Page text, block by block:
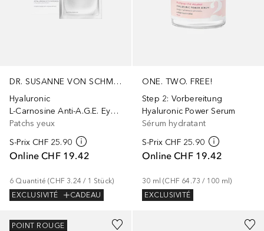
DR. SUSANNE VON SCHMIEDEBERG
Hyaluronic
L-Carnosine Anti-A.G.E. Eye Patches
Patchs yeux
S-Prix CHF 25.90
Online CHF 19.42
6 Quantité (CHF 3.24 / 1 Stück)
EXCLUSIVITÉ
CADEAU
ONE. TWO. FREE!
Step 2: Vorbereitung
Hyaluronic Power Serum
Sérum hydratant
S-Prix CHF 25.90
Online CHF 19.42
30 ml (CHF 64.73 / 100 ml)
EXCLUSIVITÉ
POINT ROUGE